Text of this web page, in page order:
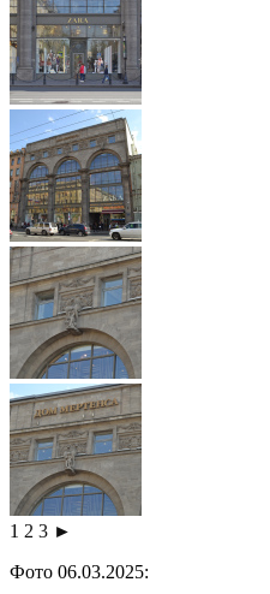
1 2 3 ►
Фото 06.03.2025: